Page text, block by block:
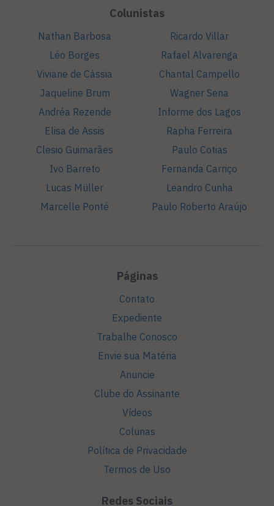
Colunistas
Nathan Barbosa
Léo Borges
Viviane de Cássia
Jaqueline Brum
Andréa Rezende
Elisa de Assis
Clesio Guimarães
Ivo Barreto
Lucas Müller
Marcelle Ponté
Ricardo Villar
Rafael Alvarenga
Chantal Campello
Wagner Sena
Informe dos Lagos
Rapha Ferreira
Paulo Cotias
Fernanda Carriço
Leandro Cunha
Paulo Roberto Araújo
Páginas
Contato
Expediente
Trabalhe Conosco
Envie sua Matéria
Anuncie
Clube do Assinante
Vídeos
Colunas
Política de Privacidade
Termos de Uso
Redes Sociais